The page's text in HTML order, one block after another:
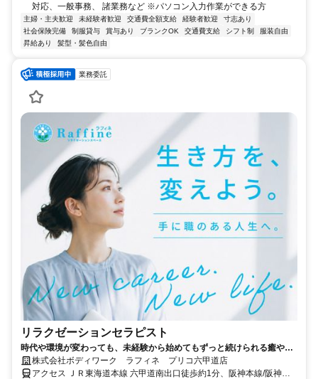
対応、一般事務、 諸業務など ※パソコン入力作業ができる方
主婦・主夫歓迎 未経験者歓迎 交通費全額支給 経験者歓迎
寸志あり
社会保険完備
制服貸与 賞与あり ブランクOK 交通費支給 シフト制
服装自由
昇給あり
髪型・髪色自由
業務委託
リラクゼーションセラピスト
時代や環境が変わっても、未経験から始めてもずっと続けられる癒やし
の仕事。手に職を身につけて、生き方を変えよう。
株式会社ボディワーク ラフィネ プリコ六甲道店
アクセス ＪＲ東海道本線 六甲道南出口徒歩約1分、阪神本線/阪神な